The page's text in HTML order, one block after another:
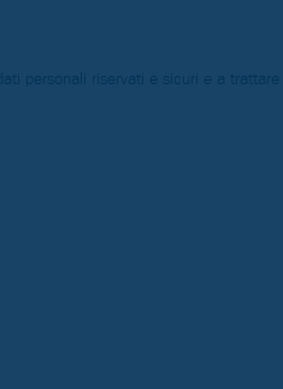
personali riservati e sicuri e a